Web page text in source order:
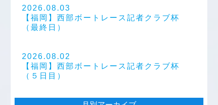
2026.08.03
【福岡】西部ボートレース記者クラブ杯
（最終日）
2026.08.02
【福岡】西部ボートレース記者クラブ杯
（５日目）